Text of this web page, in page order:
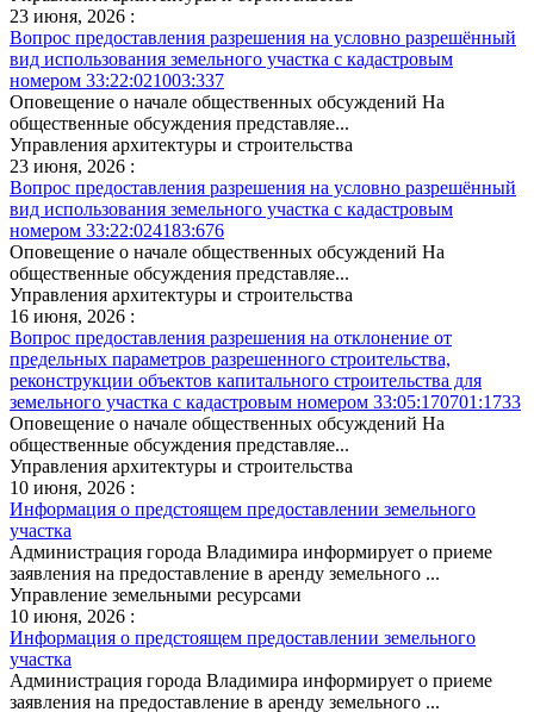
23 июня, 2026 :
Вопрос предоставления разрешения на условно разрешённый
вид использования земельного участка с кадастровым
номером 33:22:021003:337
Оповещение о начале общественных обсуждений На
общественные обсуждения представляе...
Управления архитектуры и строительства
23 июня, 2026 :
Вопрос предоставления разрешения на условно разрешённый
вид использования земельного участка с кадастровым
номером 33:22:024183:676
Оповещение о начале общественных обсуждений На
общественные обсуждения представляе...
Управления архитектуры и строительства
16 июня, 2026 :
Вопрос предоставления разрешения на отклонение от
предельных параметров разрешенного строительства,
реконструкции объектов капитального строительства для
земельного участка с кадастровым номером 33:05:170701:1733
Оповещение о начале общественных обсуждений На
общественные обсуждения представляе...
Управления архитектуры и строительства
10 июня, 2026 :
Информация о предстоящем предоставлении земельного
участка
Администрация города Владимира информирует о приеме
заявления на предоставление в аренду земельного ...
Управление земельными ресурсами
10 июня, 2026 :
Информация о предстоящем предоставлении земельного
участка
Администрация города Владимира информирует о приеме
заявления на предоставление в аренду земельного ...